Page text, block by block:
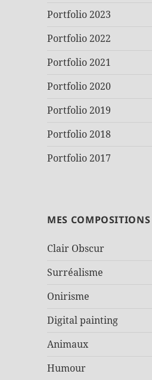
Portfolio 2023
Portfolio 2022
Portfolio 2021
Portfolio 2020
Portfolio 2019
Portfolio 2018
Portfolio 2017
MES COMPOSITIONS
Clair Obscur
Surréalisme
Onirisme
Digital painting
Animaux
Humour